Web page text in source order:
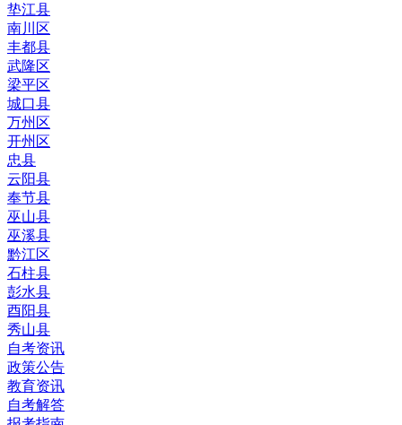
垫江县
南川区
丰都县
武隆区
梁平区
城口县
万州区
开州区
忠县
云阳县
奉节县
巫山县
巫溪县
黔江区
石柱县
彭水县
酉阳县
秀山县
自考资讯
政策公告
教育资讯
自考解答